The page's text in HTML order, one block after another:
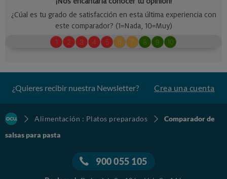
¿Quieres recibir nuestra Newsletter? Crea una cuenta
Alimentación : Platos preparados
Comparador de
salsas para pasta
900 055 105